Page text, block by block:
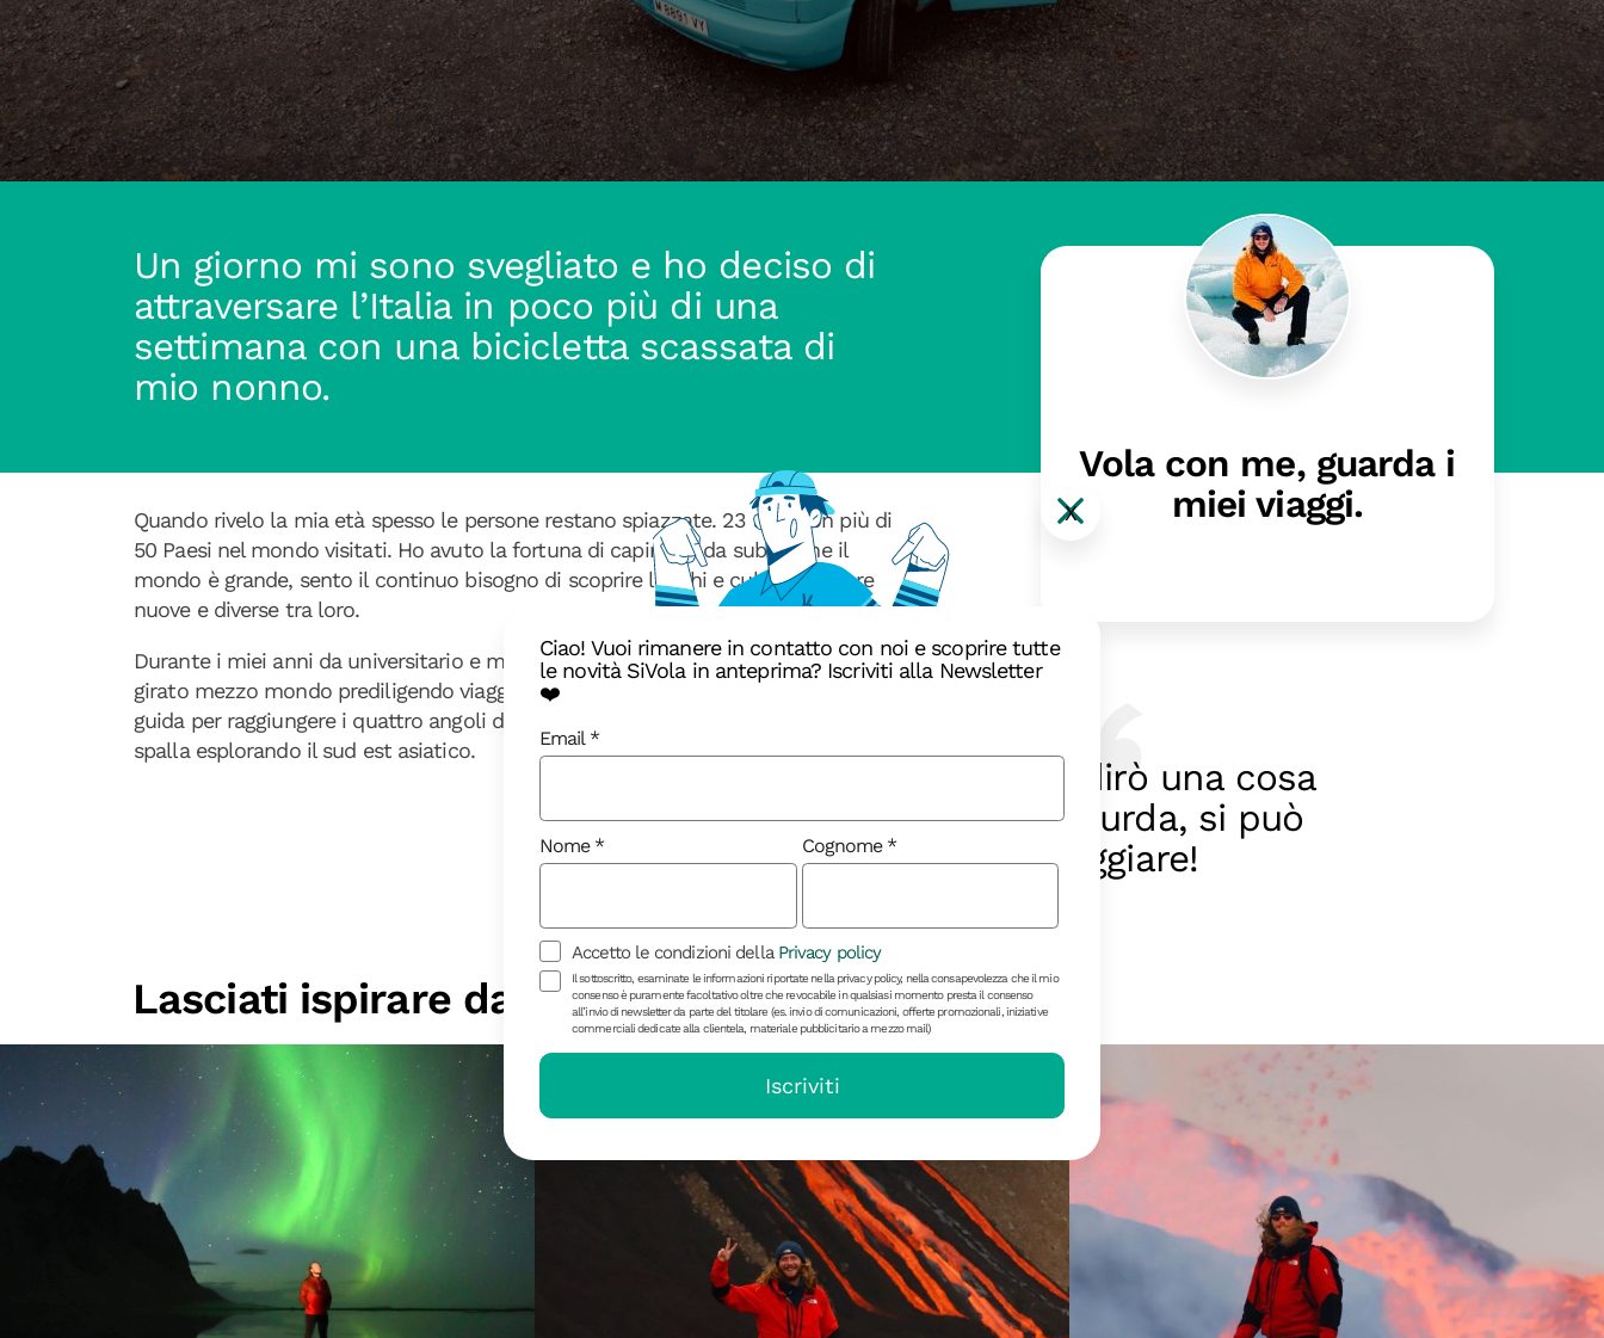
Un giorno mi sono svegliato e ho deciso di
attraversare l’Italia in poco più di una
settimana con una bicicletta scassata di
mio nonno.
Vola con me, guarda i
miei viaggi.
Quando rivelo la mia età spesso le persone restano spiazzate. 23 anni con più di
50 Paesi nel mondo visitati. Ho avuto la fortuna di capire fin da subito che il
mondo è grande, sento il continuo bisogno di scoprire luoghi e culture sempre
nuove e diverse tra loro.
Durante i miei anni da universitario e migliaia di pizze servite come cameriere ho
girato mezzo mondo prediligendo viaggi lenti, con migliaia di chilometri alla
guida per raggiungere i quattro angoli del continente europeo e con uno zaino in
spalla esplorando il sud est asiatico.
Ti dirò una cosa
assurda, si può
viaggiare!
Lasciati ispirare dalle immagini
X
Ciao! Vuoi rimanere in contatto con noi e scoprire tutte
le novità SiVola in anteprima? Iscriviti alla Newsletter
❤️
Email
Nome Cognome
Accetto le condizioni della Privacy policy
Il sottoscritto, esaminate le informazioni riportate nella privacy policy, nella consapevolezza che il mio
consenso è puramente facoltativo oltre che revocabile in qualsiasi momento presta il consenso
all’invio di newsletter da parte del titolare (es. invio di comunicazioni, offerte promozionali, iniziative
commerciali dedicate alla clientela, materiale pubblicitario a mezzo mail)
Iscriviti